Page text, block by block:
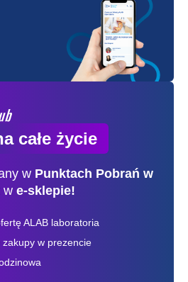
całe życie
w Punktach Pobrań w
w e-sklepie!
ALAB laboratoria
w prezencie